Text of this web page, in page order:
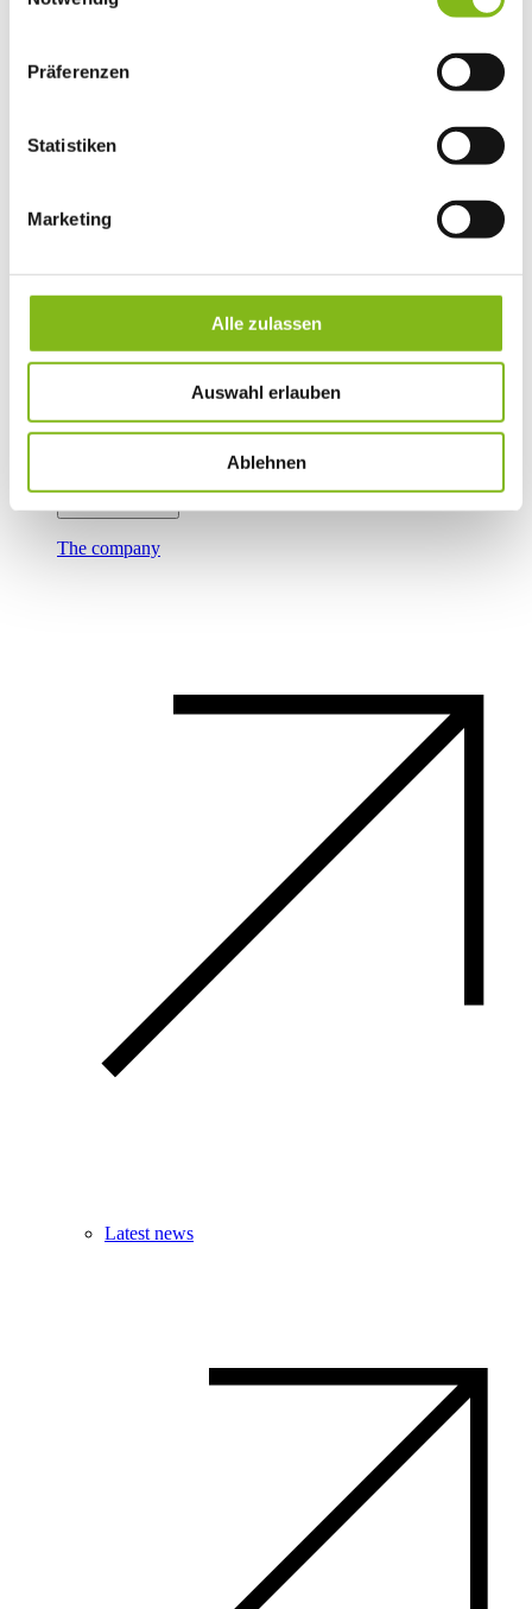
Präferenzen
Statistiken
Marketing
Alle zulassen
Auswahl erlauben
Ablehnen
Turning
The company
The company
Latest news